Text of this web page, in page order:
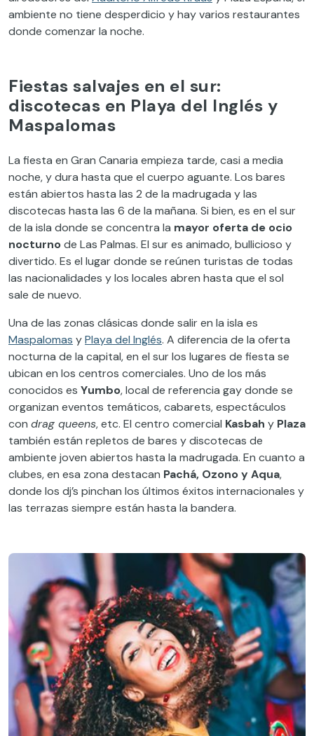
ambiente no tiene desperdicio y hay varios restaurantes
donde comenzar la noche.
Fiestas salvajes en el sur:
discotecas en Playa del Inglés y
Maspalomas
La fiesta en Gran Canaria empieza tarde, casi a media
noche, y dura hasta que el cuerpo aguante. Los bares
están abiertos hasta las 2 de la madrugada y las
discotecas hasta las 6 de la mañana. Si bien, es en el sur
de la isla donde se concentra la mayor oferta de ocio
nocturnode Las Palmas. El sur es animado, bullicioso y
divertido. Es el lugar donde se reúnen turistas de todas
las nacionalidades y los locales abren hasta que el sol
sale de nuevo.
Una de las zonas clásicas donde salir en la isla es
Maspalomas yPlaya del Inglés. A diferencia de la oferta
nocturna de la capital, en el sur los lugares de fiesta se
ubican en los centros comerciales. Uno de los más
conocidos es Yumbo, local de referencia gay donde se
organizan eventos temáticos, cabarets, espectáculos
con drag queens, etc. El centro comercial Kasbah y Plaza
también están repletos de bares y discotecas de
ambiente joven abiertos hasta la madrugada. En cuanto a
clubes, en esa zona destacan Pachá, Ozono y Aqua,
donde los dj’s pinchan los últimos éxitos internacionales y
las terrazas siempre están hasta la bandera.